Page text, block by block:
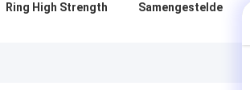
Ring High Strength
Samengestelde